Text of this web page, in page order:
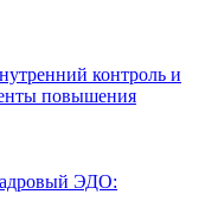
контроль и
повышения
ЭДО: